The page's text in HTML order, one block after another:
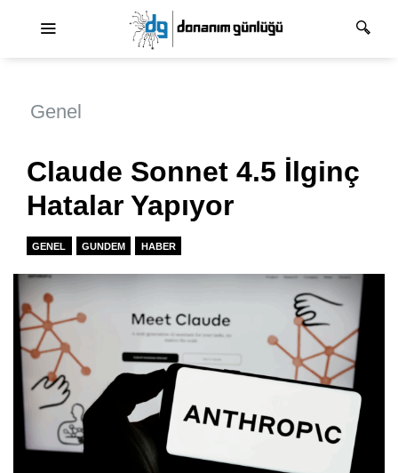
Genel
Claude Sonnet 4.5 İlginç
Hatalar Yapıyor
GENEL GUNDEM HABER